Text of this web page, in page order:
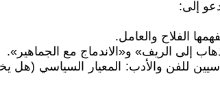
إلى:
الفلاح والعامل.
إلى الريف» و«الاندماج مع الجماهير».
المعيارين الأساسيين للفن والأدب: المعيار